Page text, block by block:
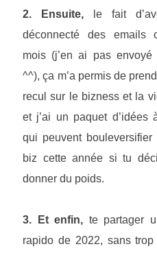
2. Ensuite, le fait
déconnecté des emails
mois (j’en ai pas envoyé
^^), ça m’a permis de
recul sur le bizness et la
et j’ai un paquet d’idées
qui peuvent
biz cette année si tu
donner du poids.
3. Et enfin, te partager
rapido de 2022, sans trop